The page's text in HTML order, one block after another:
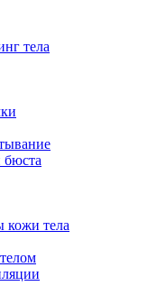
тела
бюста
кожи тела